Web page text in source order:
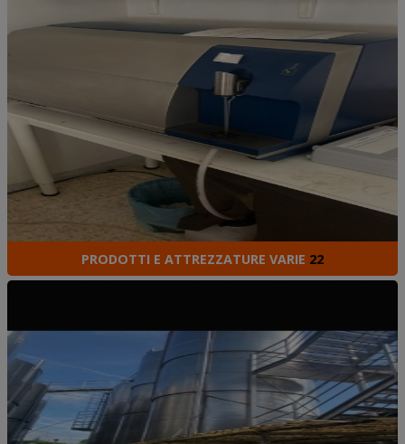
PRODOTTI E ATTREZZATURE VARIE 22